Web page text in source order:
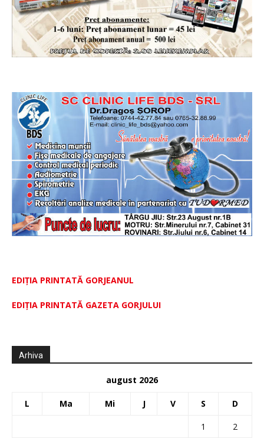
EDIȚIA PRINTATĂ GORJEANUL
EDIŢIA PRINTATĂ GAZETA GORJULUI
Arhiva
august 2026
L Ma Mi J V S D
1 2